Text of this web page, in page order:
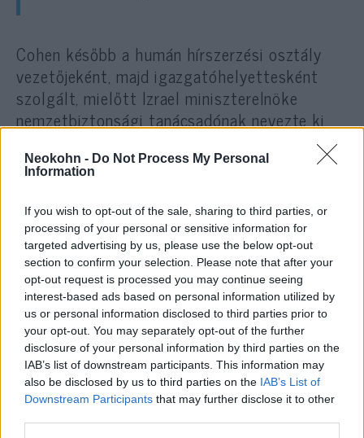
Neokohn - Do Not Process My Personal
Information
If you wish to opt-out of the sale, sharing to third parties, or
processing of your personal or sensitive information for
targeted advertising by us, please use the below opt-out
section to confirm your selection. Please note that after your
opt-out request is processed you may continue seeing
interest-based ads based on personal information utilized by
us or personal information disclosed to third parties prior to
your opt-out. You may separately opt-out of the further
disclosure of your personal information by third parties on the
IAB’s list of downstream participants. This information may
also be disclosed by us to third parties on the IAB’s List of
Downstream Participants that may further disclose it to other
Cohen később a humán hírszerzési osztály
vezetőjeként, majd igazgatóhelyettesként
szolgált, mielőtt Izrael miniszterelnöke
nemzetbiztonsági tanácsadónak nevezte ki.
2016-ban vette át a Moszad irányítását, és
horderejű, nemzetközi visszhangot kiváltó
műveletethajtott végre, köztük az iráni
atomarchívum megszerzését. Munkáját
számos rangos elismeréssel jutalmazták,
többek között az Izraeli Honvédelmi Díjjal és
a CIA által adományozott George J. Tenet-
díjjal.